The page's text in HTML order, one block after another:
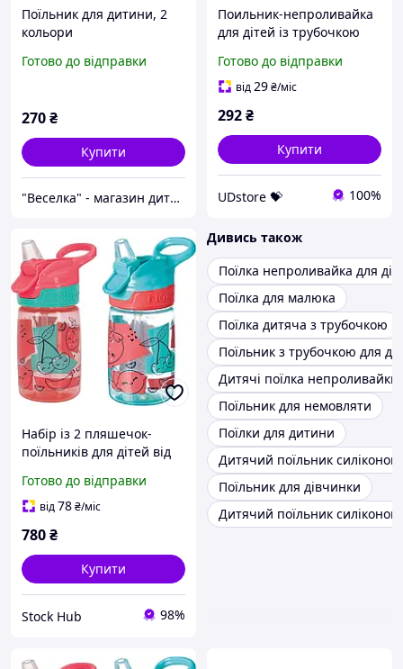
Поїльник для дитини, 2
кольори
Готово до відправки
270₴
Купити
"Веселка" - магазин дитячих іграшок
Поильник-непроливайка
для дітей із трубочкою
280мл жовтого кольору
UDstore -store-with-good-
Готово до відправки
від29₴/міс
292₴
Купити
UDstore 💝 100%
Набір із 2 пляшечок-
поїльників для дітей від
Incredible Gulp Дитяча
пляшечка з м'яким
Готово до відправки
від78₴/міс
780₴
Купити
Stock Hub 98%
Дивись також
Поїлка непроливайка для
Поїлка для малюка
Поїлка дитяча з трубочкою
Поїльник з трубочкою для
Дитячі поїлка непроливайки
Поїльник для немовляти
Поїлки для дитини
Дитячий поїльник
Поїльник для дівчинки
Дитячий поїльник